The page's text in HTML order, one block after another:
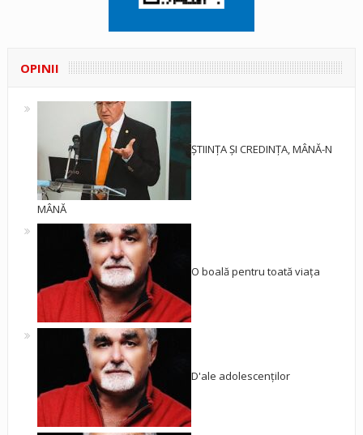
OPINII
ȘTIINȚA ȘI CREDINȚA, MÂNĂ-N
MÂNĂ
O boală pentru toată viața
D'ale adolescenților